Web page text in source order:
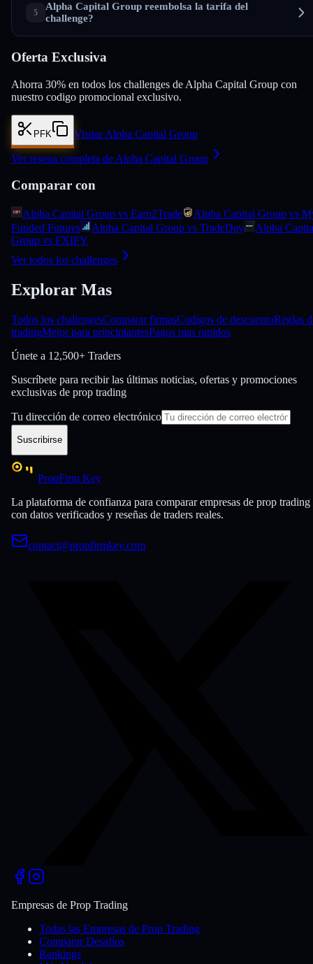
Alpha Capital Group reembolsa la tarifa del
challenge?
Oferta Exclusiva
Ahorra 30% en todos los challenges de Alpha Capital Group con
nuestro codigo promocional exclusivo.
PFK Visitar Alpha Capital Group
Ver resena completa de Alpha Capital Group
Comparar con
Alpha Capital Group vs Earn2Trade
Alpha Capital Group vs
Funded Futures
Alpha Capital Group vs TradeDay
Alpha
Group vs FXIFY
Ver todos los challenges
Explorar Mas
Todos los challengesComparar firmasCodigos de descuentoReglas
tradingMejor para principiantesPagos mas rapidos
Únete a 12,500+ Traders
Suscríbete para recibir las últimas noticias, ofertas y promociones
exclusivas de prop trading
Tu dirección de correo electrónico
Suscribirse
PropFirm Key
La plataforma de confianza para comparar empresas de prop trading
con datos verificados y reseñas de traders reales.
contact@propfirmkey.com
Empresas de Prop Trading
Todas las Empresas de Prop Trading
Comparar Desafíos
Rankings